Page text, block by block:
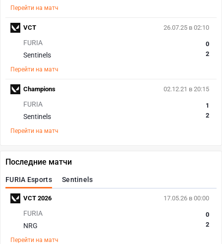
Перейти на матч
26.07.25 в 02:10
FURIA
Sentinels
0
2
Перейти на матч
VCT
02.12.21 в 20:15
FURIA
Sentinels
1
2
Перейти на матч
Champions
Последние матчи
FURIA Esports Sentinels
17.05.26 в 00:00
FURIA
NRG
0
2
Перейти на матч
VCT 2026